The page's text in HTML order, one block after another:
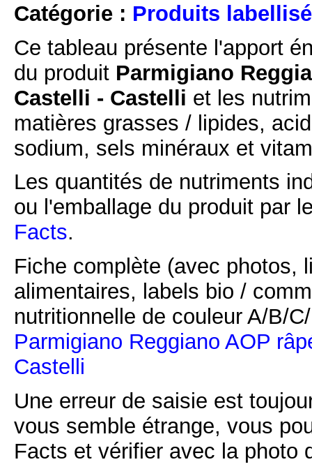
Catégorie : Produits
Ce tableau présente l'apport
du produit Parmigiano
Castelli - Castelli et les
matières grasses / lipides,
sodium, sels minéraux et
Les quantités de nutriments
ou l'emballage du produit par
Facts.
Fiche complète (avec photos,
alimentaires, labels bio /
nutritionnelle de couleur A/B/
Parmigiano Reggiano AOP
Castelli
Une erreur de saisie est
vous semble étrange, vous
Facts et vérifier avec la photo